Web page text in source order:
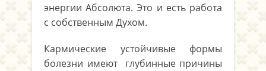
энергии Абсолюта. Это и есть работа
с собственным Духом.
Кармические устойчивые формы
болезни имеют глубинные причины